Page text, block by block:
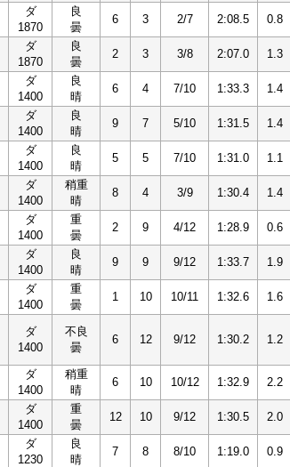
ダ
1870
良
曇
6 3 2/7 2:08.5 0.8
ダ
1870
良
曇
2 3 3/8 2:07.0 1.3
ダ
1400
良
晴
6 4 7/10 1:33.3 1.4
ダ
1400
良
晴
9 7 5/10 1:31.5 1.4
ダ
1400
良
晴
5 5 7/10 1:31.0 1.1
ダ
1400
稍重
晴
8 4 3/9 1:30.4 1.4
ダ
1400
重
曇
2 9 4/12 1:28.9 0.6
ダ
1400
良
晴
9 9 9/12 1:33.7 1.9
ダ
1400
重
曇
1 10 10/11 1:32.6 1.6
ダ
1400
不良
曇
6 12 9/12 1:30.2 1.2
ダ
1400
稍重
晴
6 10 10/12 1:32.9 2.2
ダ
1400
重
曇
12 10 9/12 1:30.5 2.0
ダ
1230
良
晴
7 8 8/10 1:19.0 0.9